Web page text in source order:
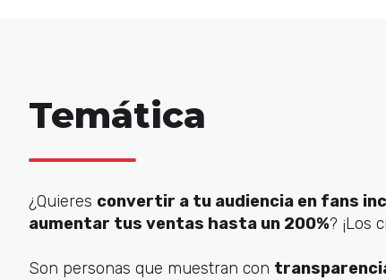
Temática
¿Quieres convertir a tu audiencia en fans
aumentar tus ventas hasta un 200%? ¡Los
Son personas que muestran con